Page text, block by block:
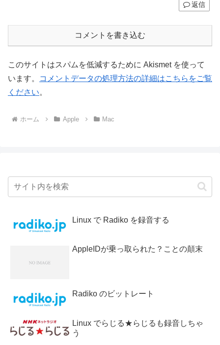
返信
コメントを書き込む
このサイトはスパムを低減するために Akismet を使って
います。
コメントデータの処理方法の詳細はこちらをご覧
ください。
ホーム Apple Mac
Linux で Radiko を録音する
AppleIDが乗っ取られた？ことの顛末
Radiko のビットレート
Linux でらじる★らじるも録音しちゃ
う